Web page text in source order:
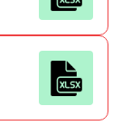
llegar al Museo